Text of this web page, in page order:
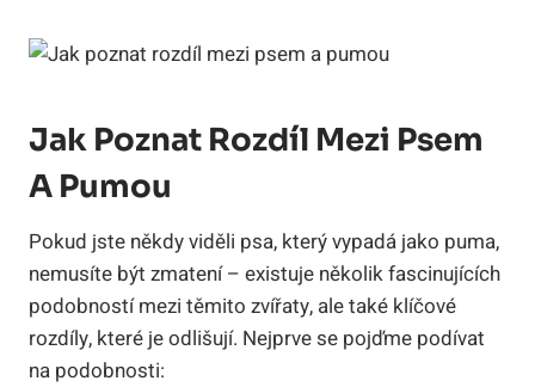
Jak Poznat Rozdíl Mezi Psem
A Pumou
Pokud jste někdy viděli psa, který vypadá jako puma,
nemusíte být zmatení – existuje několik fascinujících
podobností mezi těmito zvířaty, ale také klíčové
rozdíly, které je odlišují. Nejprve se pojďme podívat
na podobnosti: